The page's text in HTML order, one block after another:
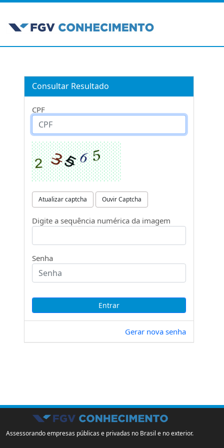
Consultar Resultado
CPF
Atualizar captcha Ouvir Captcha
Digite a sequência numérica da imagem
Senha
Gerar nova senha
Assessorando empresas públicas e privadas no Brasil e no exterior.